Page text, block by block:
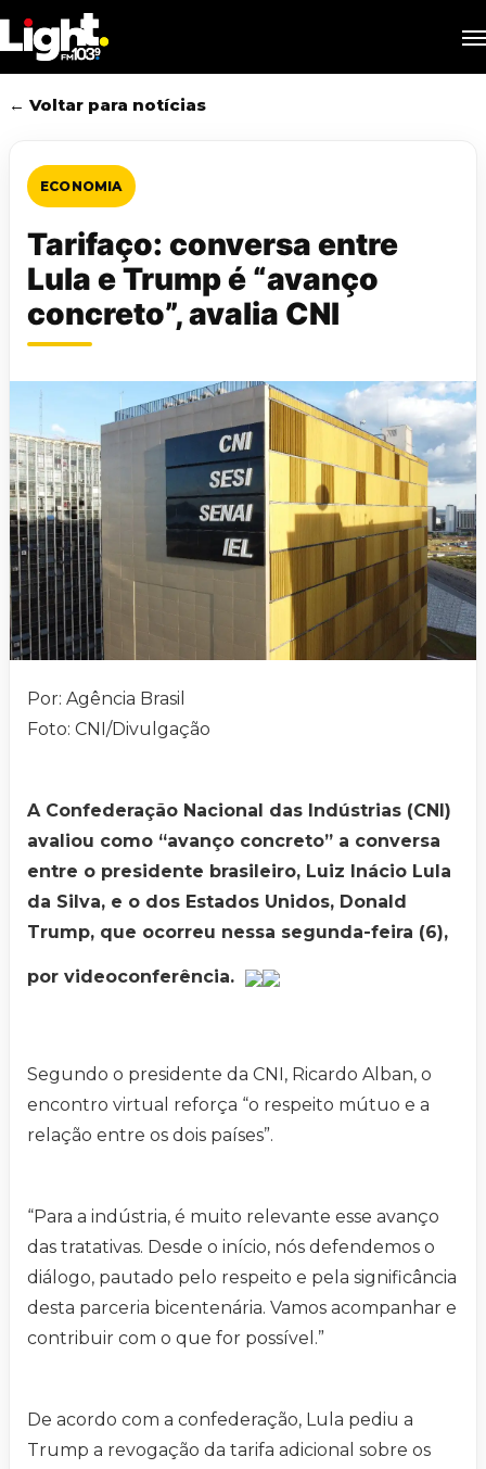
to
main
content
← Voltar para notícias
ECONOMIA
Tarifaço: conversa entre
Lula e Trump é “avanço
concreto”, avalia CNI
Por: Agência Brasil
Foto: CNI/Divulgação
A Confederação Nacional das Indústrias (CNI)
avaliou como “avanço concreto” a conversa
entre o presidente brasileiro, Luiz Inácio Lula
da Silva, e o dos Estados Unidos, Donald
Trump, que ocorreu nessa segunda-feira (6),
por videoconferência.
Segundo o presidente da CNI, Ricardo Alban, o
encontro virtual reforça “o respeito mútuo e a
relação entre os dois países”.
“Para a indústria, é muito relevante esse avanço
das tratativas. Desde o início, nós defendemos o
diálogo, pautado pelo respeito e pela significância
desta parceria bicentenária. Vamos acompanhar e
contribuir com o que for possível.”
De acordo com a confederação, Lula pediu a
Trump a revogação da tarifa adicional sobre os